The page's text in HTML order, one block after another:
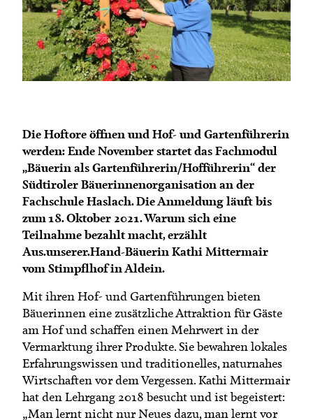
Mitgliedschaft
Landessekretariat
Bäuerliche Buffets
Hofgeschichten
Die Hoftore öffnen und Hof- und Gartenführerin
werden: Ende November startet das Fachmodul
„Bäuerin als Gartenführerin/Hofführerin“ der
Südtiroler Bäuerinnenorganisation an der
Fachschule Haslach. Die Anmeldung läuft bis
zum 18. Oktober 2021. Warum sich eine
Teilnahme bezahlt macht, erzählt
Aus.unserer.Hand-Bäuerin Kathi Mittermair
vom Stimpflhof in Aldein.
Mit ihren Hof- und Gartenführungen bieten
Bäuerinnen eine zusätzliche Attraktion für Gäste
am Hof und schaffen einen Mehrwert in der
Vermarktung ihrer Produkte. Sie bewahren lokales
Erfahrungswissen und traditionelles, naturnahes
Wirtschaften vor dem Vergessen. Kathi Mittermair
hat den Lehrgang 2018 besucht und ist begeistert:
„Man lernt nicht nur Neues dazu, man lernt vor